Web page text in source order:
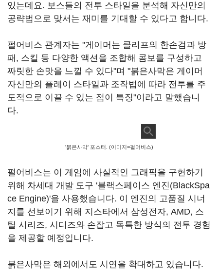
있는데요. 보스들의 전투 스타일을 분석해 자신만의
공략법으로 맞서는 재미를 기대할 수 있다고 합니다.
펄어비스 관계자는 "게이머는 클리프의 한손검과 방
패, 스킬 등 다양한 액션을 조합해 콤보를 구성하고
짜릿한 손맛을 느낄 수 있다"며 "붉은사막은 게이머
자신만의 플레이 스타일과 조작법에 따라 전투를 주
도적으로 이끌 수 있는 점이 특징"이라고 말했습니
다.
'붉은사막' 포스터. (이미지=펄어비스)
펄어비스는 이 게임에 사실적인 그래픽을 구현하기
위해 차세대 개발 도구 '블랙스페이스 엔진(BlackSpa
ce Engine)'을 사용했습니다. 이 엔진의 고품질 시너
지를 선보이기 위해 지스타에서 삼성전자, AMD, 스
틸 시리즈, 시디즈와 손잡고 독특한 방식의 전투 경험
을 제공할 예정입니다.
붉은사막은 해외에서도 시연을 확대하고 있습니다.